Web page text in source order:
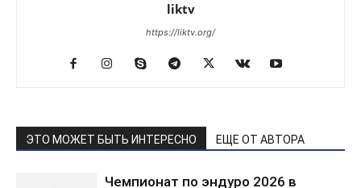
liktv
https://liktv.org/
ЭТО МОЖЕТ БЫТЬ ИНТЕРЕСНО ЕЩЕ ОТ АВТОРА
Чемпионат по эндуро 2026 в